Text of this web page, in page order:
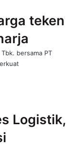
teken
bersama PT
Logistik,